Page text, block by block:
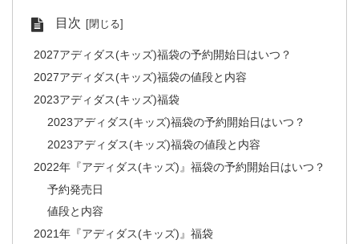
目次
2027アディダス(キッズ)福袋の予約開始日はいつ？
2027アディダス(キッズ)福袋の値段と内容
2023アディダス(キッズ)福袋
2023アディダス(キッズ)福袋の予約開始日はいつ？
2023アディダス(キッズ)福袋の値段と内容
2022年『アディダス(キッズ)』福袋の予約開始日はいつ？
予約発売日
値段と内容
2021年『アディダス(キッズ)』福袋